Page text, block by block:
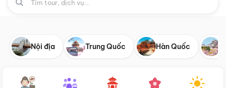
Nội địa Trung Quốc Hàn Quốc